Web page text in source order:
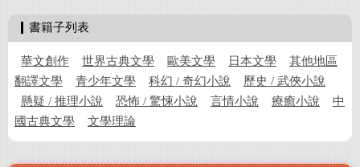
會員專屬
會員儲值方案
書籍子列表
華文創作 世界古典文學 歐美文學 日本文學
其他地區
翻譯文學
青少年文學 科幻 / 奇幻小說
歷史 / 武俠小說
懸疑 / 推理小說
恐怖 / 驚悚小說 言情小說 療癒小說
中
國古典文學
文學理論